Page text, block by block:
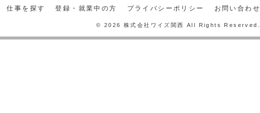
仕事を探す 登録・就業中の方 プライバシーポリシー お問い合わせ
© 2026 株式会社ワイズ関西 All Rights Reserved.